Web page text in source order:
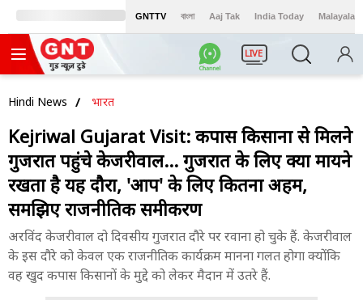
GNTTV বাংলা Aaj Tak India Today Malayalam
LIVE
Hindi News भारत
Kejriwal Gujarat Visit: कपास किसानों से मिलने
गुजरात पहुंचे केजरीवाल... गुजरात के लिए क्या मायने
रखता है यह दौरा, 'आप' के लिए कितना अहम,
समझिए राजनीतिक समीकरण
अरविंद केजरीवाल दो दिवसीय गुजरात दौरे पर रवाना हो चुके हैं. केजरीवाल
के इस दौरे को केवल एक राजनीतिक कार्यक्रम मानना गलत होगा क्योंकि
वह खुद कपास किसानों के मुद्दे को लेकर मैदान में उतरे हैं.